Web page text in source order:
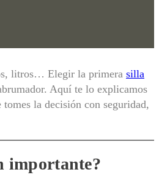
litros… Elegir la primera silla
Aquí te lo explicamos
la decisión con seguridad,
importante?